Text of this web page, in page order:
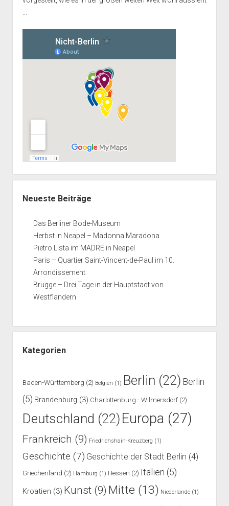
...
Neueste Beiträge
Das Berliner Bode-Museum
Herbst in Neapel – Madonna Maradona
Pietro Lista im MADRE in Neapel
Paris – Quartier Saint-Vincent-de-Paul im 10.
Arrondissement
Brügge – Drei Tage in der Hauptstadt von
Westflandern
Kategorien
Baden-Württemberg (2) Belgien (1) Berlin (22) Berlin
(5) Brandenburg (3) Charlottenburg - Wilmersdorf(2)
Deutschland (22) Europa (27)
Frankreich (9) Friedrichshain-Kreuzberg (1)
Geschichte (7) Geschichte der Stadt Berlin (4)
Griechenland (2) Hamburg (1) Hessen (2) Italien (5)
Kroatien (3) Kunst(9) Mitte (13) Niederlande(1)